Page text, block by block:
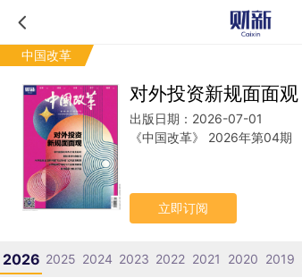
中国改革
对外投资新规面面观
出版日期：2026-07-01
《中国改革》 2026年第04期
立即订阅
2026 2025 2024 2023 2022 2021 2020 2019